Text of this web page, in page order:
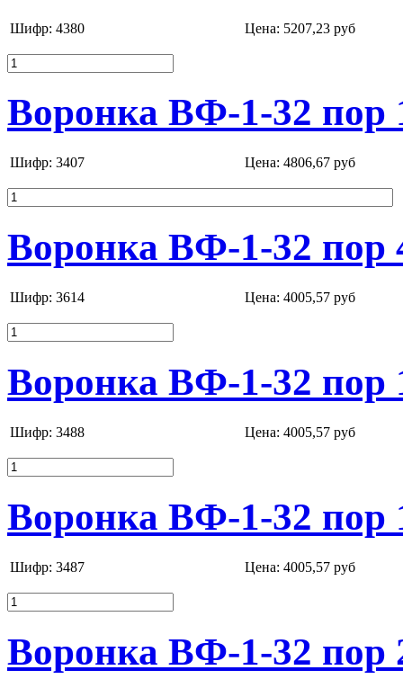
Шифр: 4380 Цена: 5207,23 руб
Воронка ВФ-1-32 пор
Шифр: 3407 Цена: 4806,67 руб
Воронка ВФ-1-32 пор
Шифр: 3614 Цена: 4005,57 руб
Воронка ВФ-1-32 пор
Шифр: 3488 Цена: 4005,57 руб
Воронка ВФ-1-32 пор
Шифр: 3487 Цена: 4005,57 руб
Воронка ВФ-1-32 пор